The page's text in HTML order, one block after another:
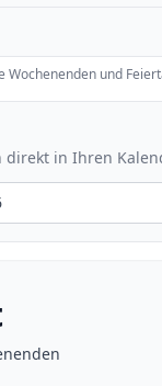
Wochenenden und
in Ihren